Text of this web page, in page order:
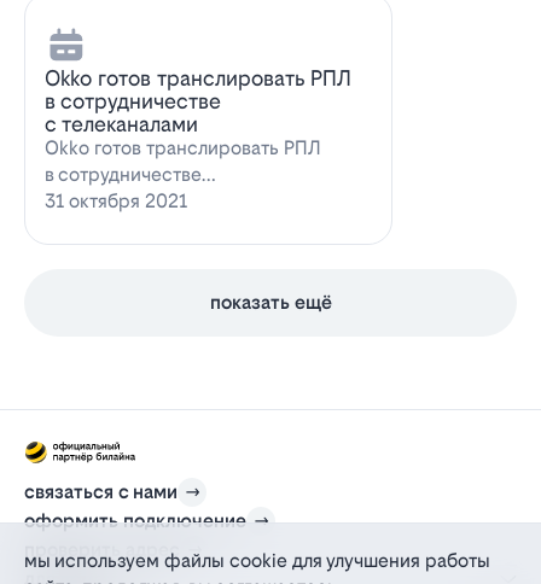
Оkko готов транслировать РПЛ
в сотрудничестве
с телеканалами
Оkko готов транслировать РПЛ
в сотрудничестве
с каналамиВидеосервис Okko
31 октября 2021
показать ещё
связаться с нами
оформить подключение
проверить адрес
для дома
мы используем файлы cookie для улучшения работы